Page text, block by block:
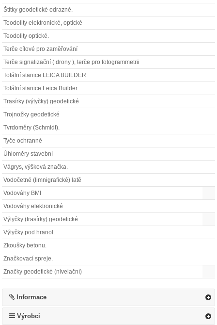
Štítky geodetické odrazné.
Teodolity elektronické, optické
Teodolity optické.
Terče cílové pro zaměřování
Terče signalizační ( drony ), terče pro fotogrammetrii
Totální stanice LEICA BUILDER
Totální stanice Leica Builder.
Trasírky (výtyčky) geodetické
Trojnožky geodetické
Tvrdoměry (Schmidt).
Tyče ochranné
Úhloměry stavební
Vágrys, výšková značka.
Vodočetné (limnigrafické) latě
Vodováhy BMI
Vodováhy elektronické
Výtyčky (trasírky) geodetické
Výtyčky pod hranol.
Zkoušky betonu.
Značkovací spreje.
Značky geodetické (nivelační)
Informace
Výrobci